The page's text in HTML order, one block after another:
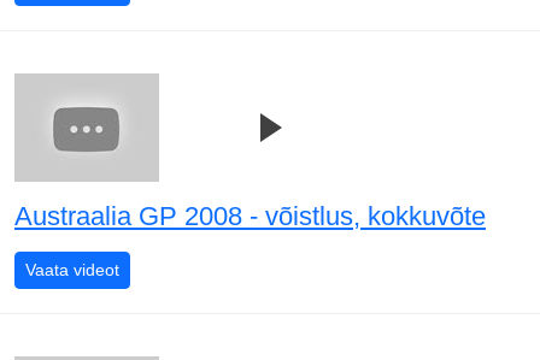
Austraalia GP 2008 - võistlus, kokkuvõte
Vaata videotAustraalia GP 2008 - võistlus, kokkuvõte